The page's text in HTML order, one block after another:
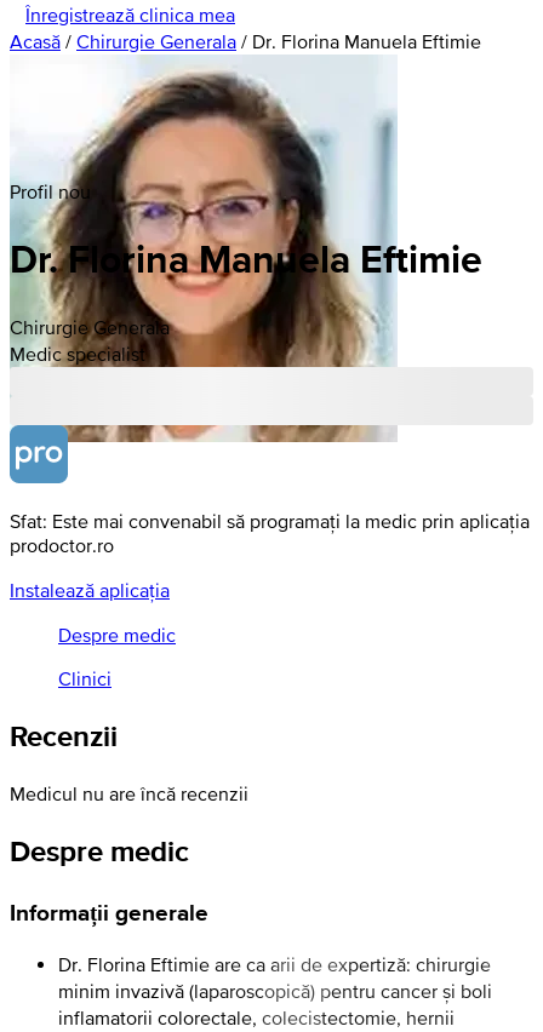
Înregistrează clinica mea
Acasă / Chirurgie Generala / Dr. Florina Manuela Eftimie
Profil nou
Dr. Florina Manuela Eftimie
Chirurgie Generala
Medic specialist
Sfat: Este mai convenabil să programați la medic prin aplicația
prodoctor.ro
Instalează aplicația
Despre medic
Clinici
Recenzii
Medicul nu are încă recenzii
Despre medic
Informații generale
Dr. Florina Eftimie are ca arii de expertiză: chirurgie
minim invazivă (laparoscopică) pentru cancer și boli
inflamatorii colorectale, colecistectomie, hernii